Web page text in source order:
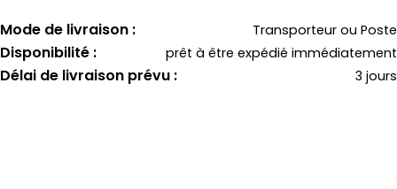
Mode de livraison : Transporteur ou Poste
Disponibilité : prêt à être expédié immédiatement
Délai de livraison prévu : 3 jours